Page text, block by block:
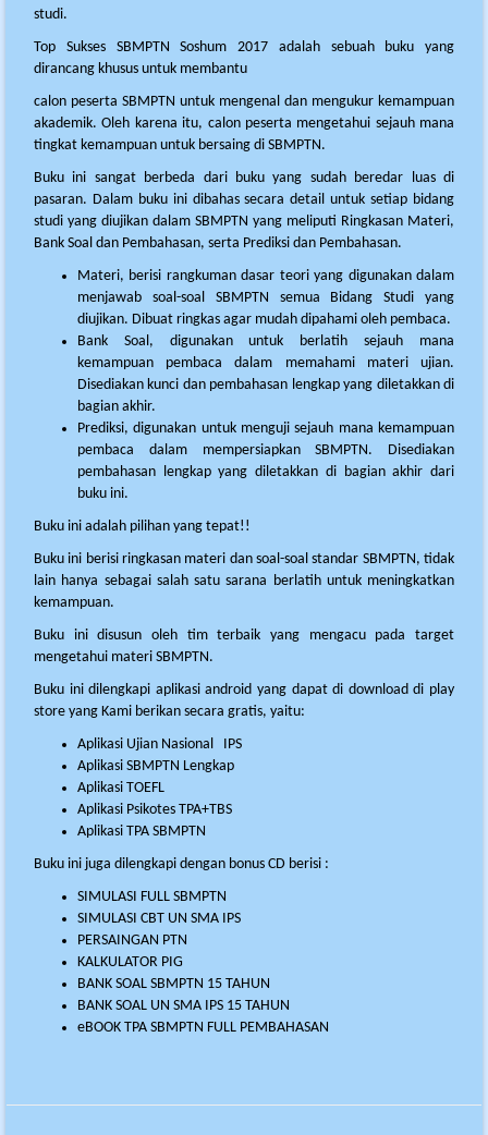
studi.
Top Sukses SBMPTN Soshum 2017 adalah sebuah buku yang
dirancang khusus untuk membantu
calon peserta SBMPTN untuk mengenal dan mengukur kemampuan
akademik. Oleh karena itu, calon peserta mengetahui sejauh mana
tingkat kemampuan untuk bersaing di SBMPTN.
Buku ini sangat berbeda dari buku yang sudah beredar luas di
pasaran. Dalam buku ini dibahas secara detail untuk setiap bidang
studi yang diujikan dalam SBMPTN yang meliputi Ringkasan Materi,
Bank Soal dan Pembahasan, serta Prediksi dan Pembahasan.
Materi, berisi rangkuman dasar teori yang digunakan dalam
menjawab soal-soal SBMPTN semua Bidang Studi yang
diujikan. Dibuat ringkas agar mudah dipahami oleh pembaca.
Bank Soal, digunakan untuk berlatih sejauh mana
kemampuan pembaca dalam memahami materi ujian.
Disediakan kunci dan pembahasan lengkap yang diletakkan di
bagian akhir.
Prediksi, digunakan untuk menguji sejauh mana kemampuan
pembaca dalam mempersiapkan SBMPTN. Disediakan
pembahasan lengkap yang diletakkan di bagian akhir dari
buku ini.
Buku ini adalah pilihan yang tepat!!
Buku ini berisi ringkasan materi dan soal-soal standar SBMPTN, tidak
lain hanya sebagai salah satu sarana berlatih untuk meningkatkan
kemampuan.
Buku ini disusun oleh tim terbaik yang mengacu pada target
mengetahui materi SBMPTN.
Buku ini dilengkapi aplikasi android yang dapat di download di play
store yang Kami berikan secara gratis, yaitu:
Aplikasi Ujian Nasional IPS
Aplikasi SBMPTN Lengkap
Aplikasi TOEFL
Aplikasi Psikotes TPA+TBS
Aplikasi TPA SBMPTN
Buku ini juga dilengkapi dengan bonus CD berisi :
SIMULASI FULL SBMPTN
SIMULASI CBT UN SMA IPS
PERSAINGAN PTN
KALKULATOR PIG
BANK SOAL SBMPTN 15 TAHUN
BANK SOAL UN SMA IPS 15 TAHUN
eBOOK TPA SBMPTN FULL PEMBAHASAN